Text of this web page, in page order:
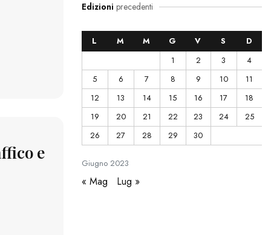
e
Edizioni precedenti
Giugno2023
L M M G V S
D
1
2 3
4
5
6 7 8 9 10
11
12
13 14 15 16 17
18
19
20 21 22 23 24
25
26
27 28 29 30
« Mag Lug »